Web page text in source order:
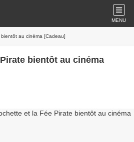
MENU
au cinéma [Cadeau]
bientôt au cinéma